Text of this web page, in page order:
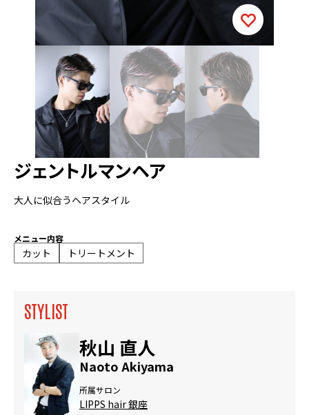
ジェントルマンヘア
大人に似合うヘアスタイル
メニュー内容
カット トリートメント
STYLIST
秋山 直人
Naoto Akiyama
所属サロン
LIPPS hair 銀座